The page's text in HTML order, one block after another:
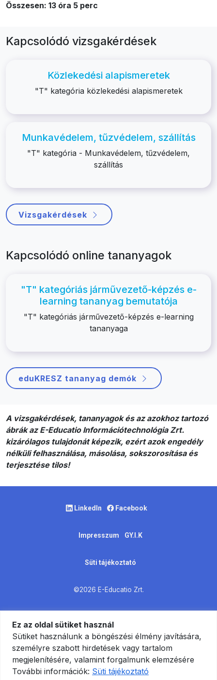
Összesen: 13 óra 5 perc
Kapcsolódó vizsgakérdések
Közlekedési alapismeretek
"T" kategória közlekedési alapismeretek
Munkavédelem, tűzvédelem, szállítás
"T" kategória - Munkavédelem, tűzvédelem,
szállítás
Vizsgakérdések
Kapcsolódó online tananyagok
"T" kategóriás járművezető-képzés e-
learning tananyag bemutatója
"T" kategóriás járművezető-képzés e-learning
tananyaga
eduKRESZ tananyag demók
A vizsgakérdések, tananyagok és az azokhoz tartozó
ábrák az E-Educatio Információtechnológia Zrt.
kizárólagos tulajdonát képezik, ezért azok engedély
nélküli felhasználása, másolása, sokszorosítása és
terjesztése tilos!
LinkedIn Facebook
Impresszum GY.I.K
©2026 E-Educatio Zrt.
Süti tájékoztató
Ez az oldal sütiket használ
Sütiket használunk a böngészési élmény javítására,
személyre szabott hirdetések vagy tartalom
megjelenítésére, valamint forgalmunk elemzésére
További információk: Süti tájékoztató